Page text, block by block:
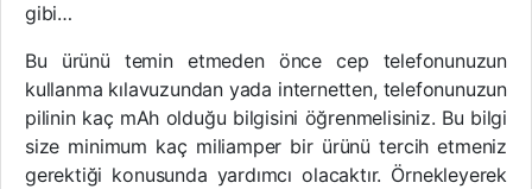
gibi…
Bu ürünü temin etmeden önce cep telefonunuzun
kullanma kılavuzundan yada internetten, telefonunuzun
pilinin kaç mAh olduğu bilgisini öğrenmelisiniz. Bu bilgi
size minimum kaç miliamper bir ürünü tercih etmeniz
gerektiği konusunda yardımcı olacaktır. Örnekleyerek